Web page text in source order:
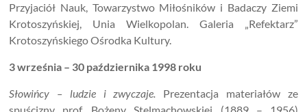
Przyjaciół Nauk, Towarzystwo Miłośników i Badaczy Ziemi
Krotoszyńskiej, Unia Wielkopolan. Galeria „Refektarz”
Krotoszyńskiego Ośrodka Kultury.
3 września – 30 października 1998 roku
Słowińcy – ludzie i zwyczaje. Prezentacja materiałów ze